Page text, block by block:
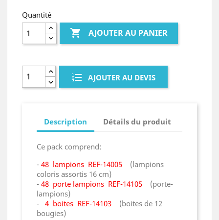
Quantité
 AJOUTER AU PANIER
AJOUTER AU DEVIS
Description Détails du produit
Ce pack comprend:
- 48 lampions REF-14005 (lampions
coloris assortis 16 cm)
- 48 porte lampions REF-14105 (porte-
lampions)
- 4 boites REF-14103 (boites de 12
bougies)